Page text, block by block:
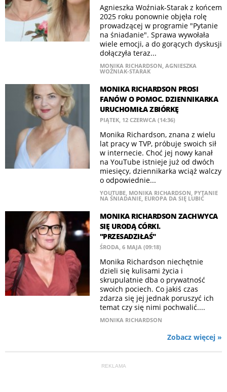
Agnieszka Woźniak-Starak z końcem
2025 roku ponownie objęła rolę
prowadzącej w programie "Pytanie
na śniadanie". Sprawa wywołała
wiele emocji, a do gorących dyskusji
dołączyła teraz...
MONIKA RICHARDSON, AGNIESZKA
WOŹNIAK-STARAK
MONIKA RICHARDSON PROSI
FANÓW O POMOC. DZIENNIKARKA
URUCHOMIŁA ZBIÓRKĘ
PIĄTEK, 12 CZERWCA (14:36)
Monika Richardson, znana z wielu
lat pracy w TVP, próbuje swoich sił
w internecie. Choć jej nowy kanał
na YouTube istnieje już od dwóch
miesięcy, dziennikarka wciąż walczy
o odpowiednie...
YOUTUBE, MONIKA RICHARDSON, PYTANIE
NA ŚNIADANIE, EUROPA DA SIĘ LUBIĆ
MONIKA RICHARDSON ZACHWYCA
SIĘ URODĄ CÓRKI.
"PRZESADZIŁAŚ"
ŚRODA, 6 MAJA (09:18)
Monika Richardson niechętnie
dzieli się kulisami życia i
skrupulatnie dba o prywatność
swoich pociech. Co jakiś czas
zdarza się jej jednak poruszyć ich
temat czy się nimi pochwalić....
MONIKA RICHARDSON
Zobacz więcej »
REKLAMA